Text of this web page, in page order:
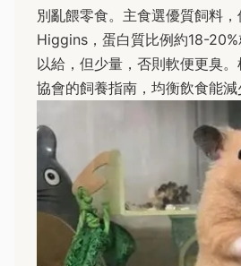
別亂餵零食。主食選優質飼料
Higgins，蛋白質比例約18-
以給，但少量，否則軟便更臭
協會的飼養指南，均衡飲食能減